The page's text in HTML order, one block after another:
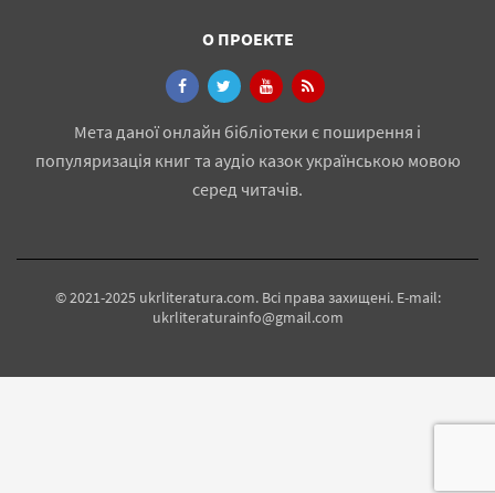
О ПРОЕКТЕ
Мета даної онлайн бібліотеки є поширення і
популяризація книг та аудіо казок українською мовою
серед читачів.
© 2021-2025 ukrliteratura.com. Всі права захищені. E-mail:
ukrliteraturainfo@gmail.com